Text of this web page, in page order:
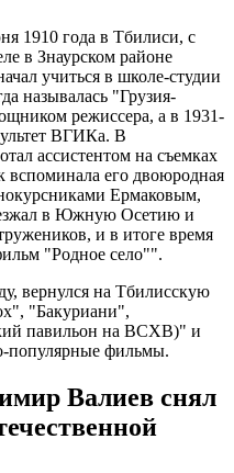
1910 года в Тбилиси, с
в Знаурском районе
учиться в школе-студии
называлась "Грузия-
режиссера, а в 1931-
ВГИКа. В
ассистентом на съемках
вспоминала его двоюродная
Ермаковым,
в Южную Осетию и
и в итоге время
"Родное село"".
вернулся на Тбилисскую
"Бакуриани",
павильон на ВСХВ)" и
популярные фильмы.
Валиев снял